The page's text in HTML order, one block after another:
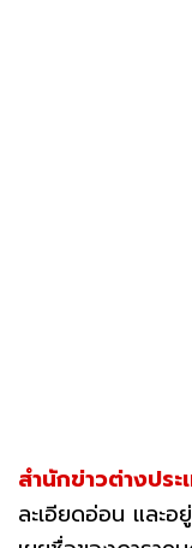
สำนักข่าวต่างประ
ละเอียดอ่อน และ